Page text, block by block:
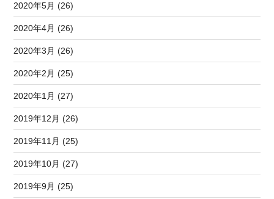
2020年5月 (26)
2020年4月 (26)
2020年3月 (26)
2020年2月 (25)
2020年1月 (27)
2019年12月 (26)
2019年11月 (25)
2019年10月 (27)
2019年9月 (25)